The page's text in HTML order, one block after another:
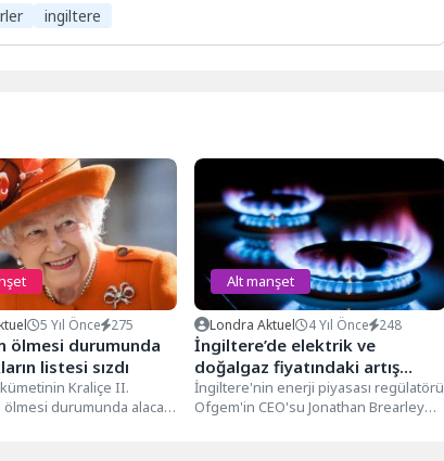
ingiltere
5 Yıl Önce 275
ölmesi durumunda
listesi sızdı
Kraliçe II.
durumunda alacağı
Alt manşet
Londra Aktuel 4 Yıl Önce 248
İngiltere’de elektrik ve
doğalgaz fiyatındaki artış
sürebilir
İngiltere'nin enerji piyasası regülatörü
Ofgem'in CEO'su Jonathan Brearley